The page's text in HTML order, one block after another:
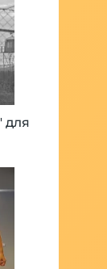
для